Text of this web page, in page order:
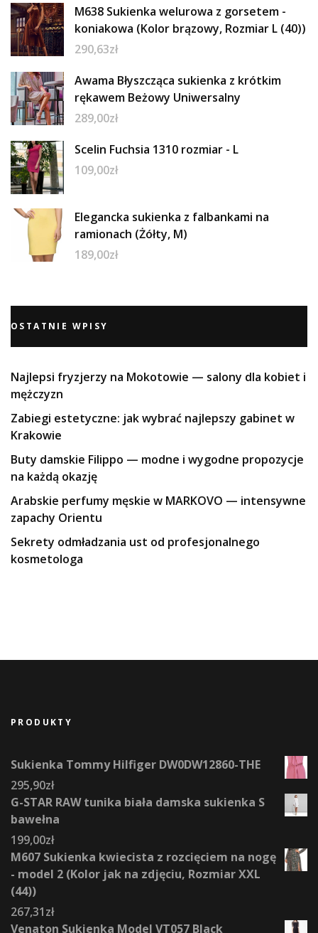
M638 Sukienka welurowa z gorsetem -
koniakowa (Kolor brązowy, Rozmiar L (40))
290,63zł
Awama Błyszcząca sukienka z krótkim
rękawem Beżowy Uniwersalny
289,00zł
Scelin Fuchsia 1310 rozmiar - L
109,00zł
Elegancka sukienka z falbankami na
ramionach (Żółty, M)
189,00zł
OSTATNIE WPISY
Najlepsi fryzjerzy na Mokotowie — salony dla kobiet i
mężczyzn
Zabiegi estetyczne: jak wybrać najlepszy gabinet w
Krakowie
Buty damskie Filippo — modne i wygodne propozycje
na każdą okazję
Arabskie perfumy męskie w MARKOVO — intensywne
zapachy Orientu
Sekrety odmładzania ust od profesjonalnego
kosmetologa
PRODUKTY
Sukienka Tommy Hilfiger DW0DW12860-THE
295,90zł
G-STAR RAW tunika biała damska sukienka S
bawełna
199,00zł
M607 Sukienka kwiecista z rozcięciem na nogę
- model 2 (Kolor jak na zdjęciu, Rozmiar XXL
(44))
267,31zł
Venaton Sukienka Model VT057 Black